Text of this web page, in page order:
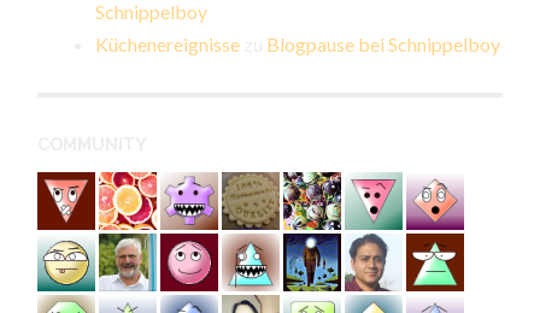
Schnippelboy
Küchenereignisse
Blogpause bei Schnippelboy